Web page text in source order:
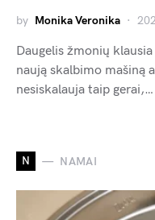
by Monika Veronika
Daugelis žmonių
naują skalbimo mašiną
nesiskalauja taip gerai,…
N NAMAI